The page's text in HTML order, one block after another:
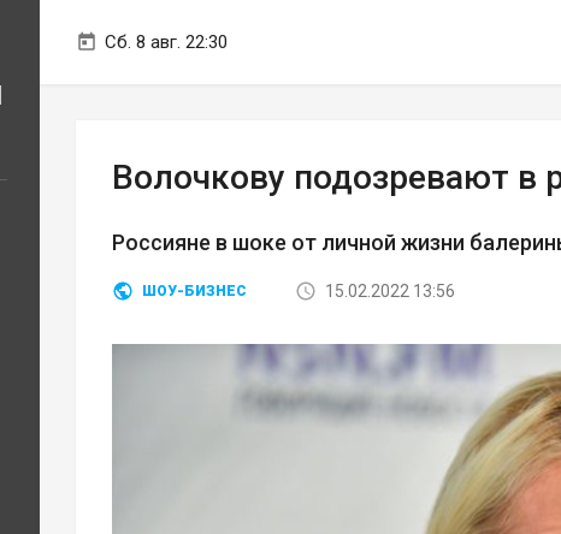
Сб. 8 авг. 22:30
Волочкову подозревают
Россияне в шоке от личной жизни
ШОУ-БИЗНЕС 15.02.2022 13:56